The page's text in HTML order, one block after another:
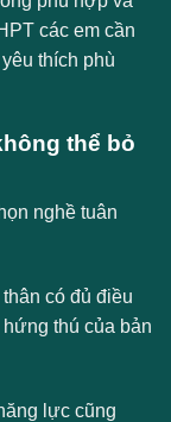
các em cần
thích phù
thể bỏ
nghề tuân
có đủ điều
thú của bản
lực cũng